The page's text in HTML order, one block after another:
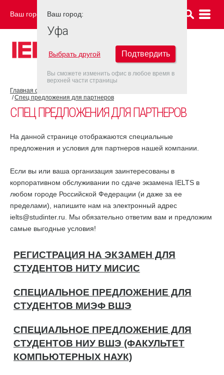
Ваш город: УФА
Главная страница
Спец предложения для партнеров
СПЕЦ ПРЕДЛОЖЕНИЯ ДЛЯ ПАРТНЕРОВ
На данной странице отображаются специальные
предложения и условия для партнеров нашей компании.
Если вы или ваша организация заинтересованы в
корпоративном обслуживании по сдаче экзамена IELTS в
любом городе Российской Федерации (и даже за ее
пределами), напишите нам на электронный адрес
ielts@studinter.ru. Мы обязательно ответим вам и предложим
самые выгодные условия!
РЕГИСТРАЦИЯ НА ЭКЗАМЕН ДЛЯ
СТУДЕНТОВ НИТУ МИСИС
СПЕЦИАЛЬНОЕ ПРЕДЛОЖЕНИЕ ДЛЯ
СТУДЕНТОВ МИЭФ ВШЭ
СПЕЦИАЛЬНОЕ ПРЕДЛОЖЕНИЕ ДЛЯ
СТУДЕНТОВ НИУ ВШЭ (ФАКУЛЬТЕТ
КОМПЬЮТЕРНЫХ НАУК)
Ваш город:
Уфа
Выбрать другой Подтвердить
Вы сможете изменить офис в любое время в
верхней части страницы